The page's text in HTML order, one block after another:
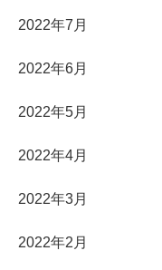
2022年7月
2022年6月
2022年5月
2022年4月
2022年3月
2022年2月